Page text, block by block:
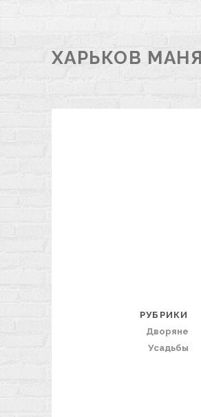
ХАРЬКОВ
РУБРИКИ
Дворяне
Усадьбы